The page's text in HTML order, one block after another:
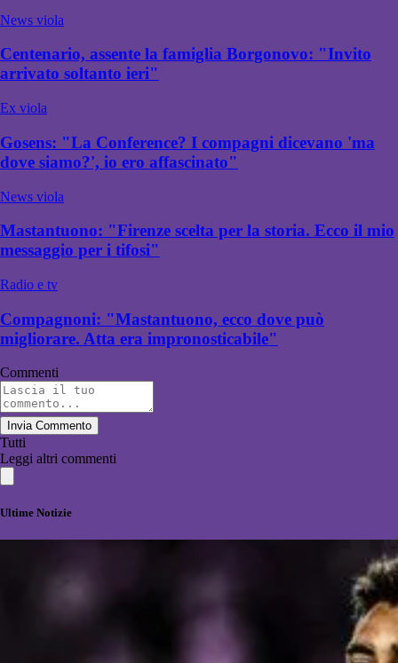
News viola
Centenario, assente la famiglia Borgonovo: "Invito
arrivato soltanto ieri"
Ex viola
Gosens: "La Conference? I compagni dicevano 'ma
dove siamo?', io ero affascinato"
News viola
Mastantuono: "Firenze scelta per la storia. Ecco il mio
messaggio per i tifosi"
Radio e tv
Compagnoni: "Mastantuono, ecco dove può
migliorare. Atta era impronosticabile"
Commenti
Invia Commento
Tutti
Leggi altri commenti
Ultime Notizie